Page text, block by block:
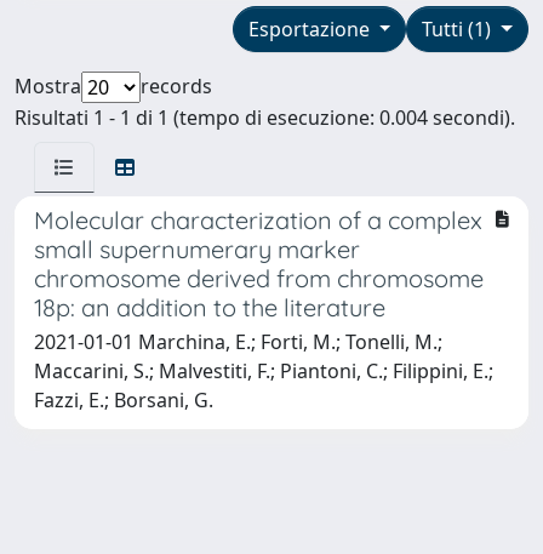
Tutti (1)
Esportazione
Mostra
records
Risultati 1 - 1 di 1 (tempo di esecuzione: 0.004 secondi).
Molecular characterization of a complex
small supernumerary marker
chromosome derived from chromosome
18p: an addition to the literature
2021-01-01 Marchina, E.; Forti, M.; Tonelli, M.;
Maccarini, S.; Malvestiti, F.; Piantoni, C.; Filippini, E.;
Fazzi, E.; Borsani, G.